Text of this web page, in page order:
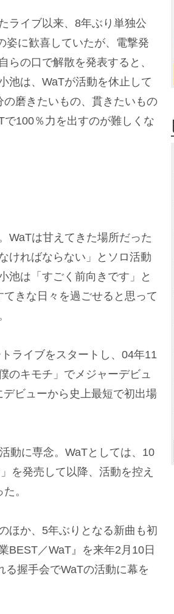
ライブ以来、8年ぶり単独公
姿に歓喜していたが、電撃発
の口で解散を発表すると、
池は、WaTが活動を休止して
磨きたいもの、貫きたいもの
100％力を出すのが難しくな
WaTは甘えてきた場所だった
ければならない」とソロ活動
池は「すごく前向きです」と
きな日々を過ごせると思って
ライブをスタートし、04年11
のキモチ」でメジャーデビュ
ビューから史上最短で初出場
動に専念。WaTとしては、10
を発売して以降、活動を控え
。
ほか、5年ぶりとなる新曲も初
BEST／WaT』を来年2月10日
握手会でWaTの活動に幕を